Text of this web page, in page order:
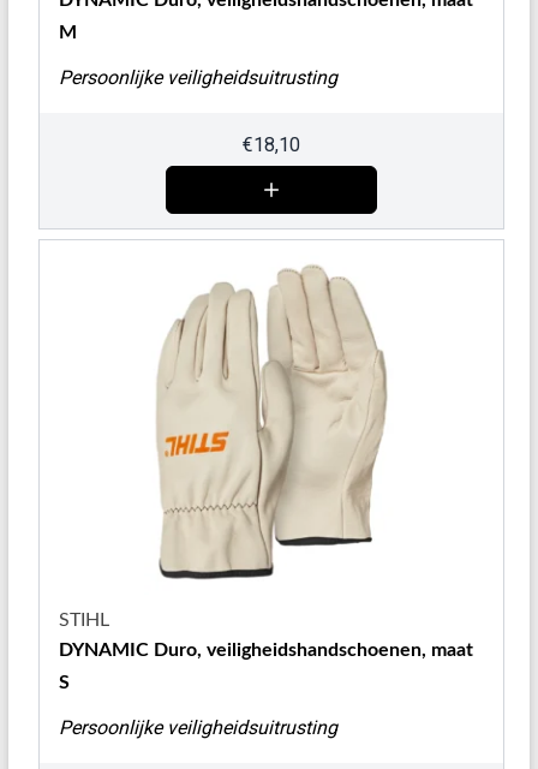
M
Persoonlijke veiligheidsuitrusting
€18,10
STIHL
DYNAMIC Duro, veiligheidshandschoenen, maat
S
Persoonlijke veiligheidsuitrusting